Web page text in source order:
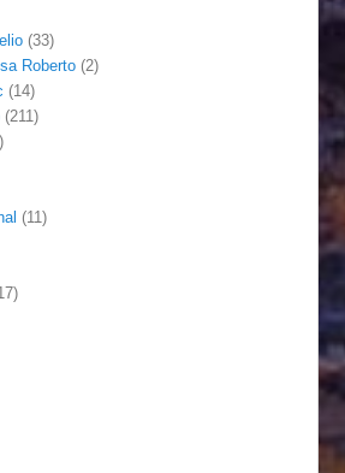
(33)
Roberto(2)
(14)
(211)
(11)